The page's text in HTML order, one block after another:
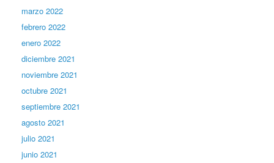
marzo 2022
febrero 2022
enero 2022
diciembre 2021
noviembre 2021
octubre 2021
septiembre 2021
agosto 2021
julio 2021
junio 2021